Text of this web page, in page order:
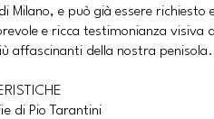
Milano, e può già essere richiesto
e ricca testimonianza visiva
affascinanti della nostra penisola.
di Pio Tarantini